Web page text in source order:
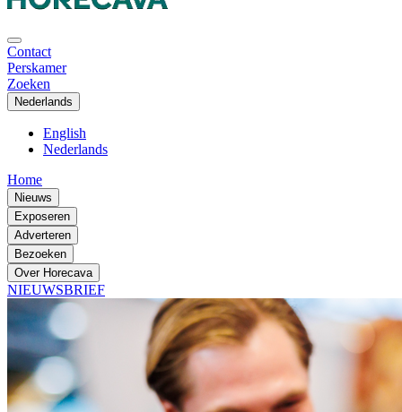
Contact
Perskamer
Zoeken
Nederlands
English
Nederlands
Home
Nieuws
Exposeren
Adverteren
Bezoeken
Over Horecava
NIEUWSBRIEF